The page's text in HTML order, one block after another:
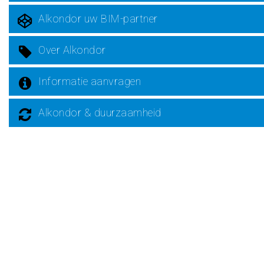
Alkondor uw BIM-partner
Over Alkondor
Informatie aanvragen
Alkondor & duurzaamheid